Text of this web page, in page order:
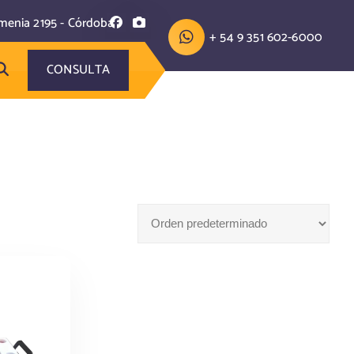
2195 - Córdoba
+ 54 9 351 602-6000